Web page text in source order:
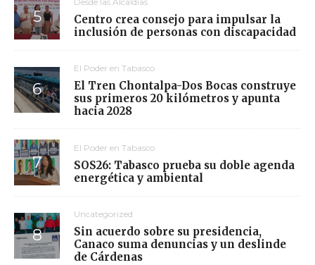
Centro crea consejo para impulsar la
inclusión de personas con discapacidad
El Poder en Tabasco
El Tren Chontalpa-Dos Bocas construye
sus primeros 20 kilómetros y apunta
hacia 2028
El Poder en Tabasco
SOS26: Tabasco prueba su doble agenda
energética y ambiental
Uncategorized
Sin acuerdo sobre su presidencia,
Canaco suma denuncias y un deslinde
de Cárdenas